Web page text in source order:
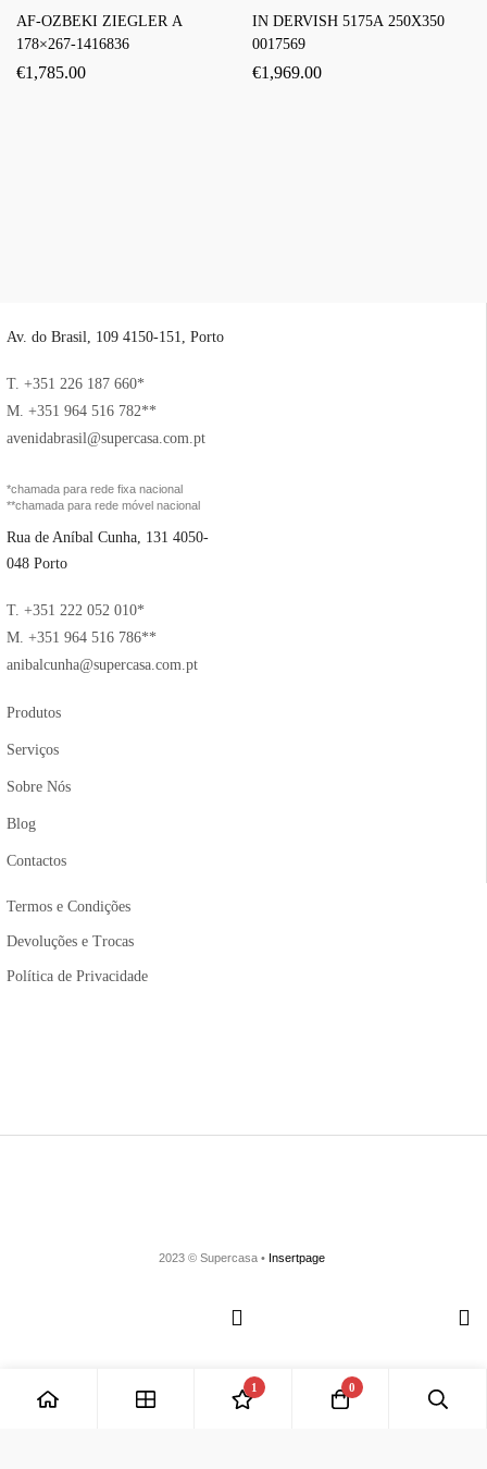
AF-OZBEKI ZIEGLER A
178×267-1416836
€1,785.00
IN DERVISH 5175A 250X350
0017569
€1,969.00
Av. do Brasil, 109 4150-151, Porto
T. +351 226 187 660*
M. +351 964 516 782**
avenidabrasil@supercasa.com.pt
*chamada para rede fixa nacional
**chamada para rede móvel nacional
Rua de Aníbal Cunha, 131 4050-
048 Porto
T. +351 222 052 010*
M. +351 964 516 786**
anibalcunha@supercasa.com.pt
Produtos
Serviços
Sobre Nós
Blog
Contactos
Termos e Condições
Devoluções e Trocas
Política de Privacidade
2023 © Supercasa • Insertpage
1 0